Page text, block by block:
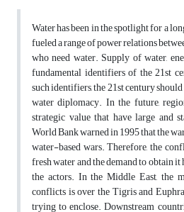
Water has been in the spotlight for a
fueled a range of power relations
who need water. Supply of water,
fundamental identifiers of the 21st
such identifiers, the 21st century
water diplomacy. In the future,
strategic value that have large and
World Bank warned in 1995 that the
water-based wars. Therefore, the
fresh water and the demand to obtain
the actors. In the Middle East, the
conflicts is over the Tigris and
trying to enclose. Downstream